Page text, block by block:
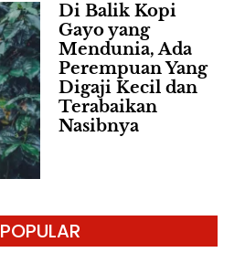
Di Balik Kopi
Gayo yang
Mendunia, Ada
Perempuan Yang
Digaji Kecil dan
Terabaikan
Nasibnya
POPULAR